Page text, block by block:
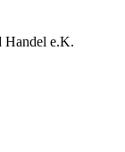
Handel e.K.